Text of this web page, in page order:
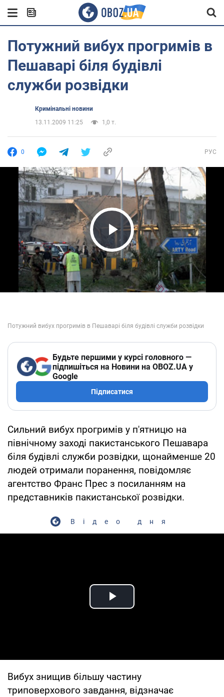
Потужний вибух прогримів в
Пешаварі біля будівлі
служби розвідки
Кримінальні новини
13.11.2009 11:25
1,0 т.
0 РУС
Play Video
Будьте першими у курсі головного —
підпишіться на Новини на OBOZ.UA у
Google
Підписатися
Сильний вибух прогримів у п'ятницю на
північному заході пакистанського Пешавара
біля будівлі служби розвідки, щонайменше 20
людей отримали поранення, повідомляє
агентство Франс Прес з посиланням на
представників пакистанської розвідки.
Відео дня
Play Video
Вибух знищив більшу частину
триповерхового завдання, відзначає